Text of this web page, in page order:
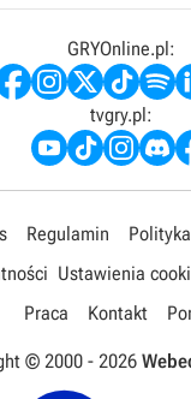
GRYOnline.pl:
tvgry.pl:
Regulamin
Ustawienia
Praca
Kontakt
© 2000 - 2026